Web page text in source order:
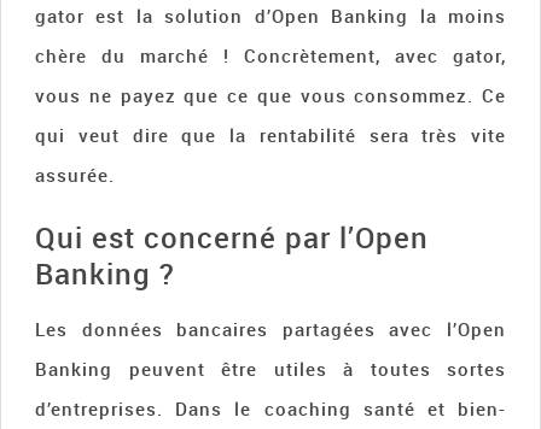
gator est la solution d’Open Banking la moins
chère du marché ! Concrètement, avec gator,
vous ne payez que ce que vous consommez. Ce
qui veut dire que la rentabilité sera très vite
assurée.
Qui est concerné par l’Open
Banking ?
Les données bancaires partagées avec l’Open
Banking peuvent être utiles à toutes sortes
d’entreprises. Dans le coaching santé et bien-